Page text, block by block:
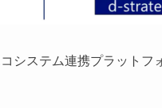
システム連携プラットフ